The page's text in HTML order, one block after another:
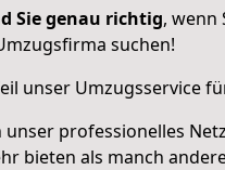
Sie genau richtig, wenn
suchen!
unser Umzugsservice
unser professionelles
bieten als manch